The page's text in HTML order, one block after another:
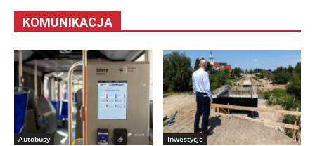
KOMUNIKACJA
Autobusy Inwestycje